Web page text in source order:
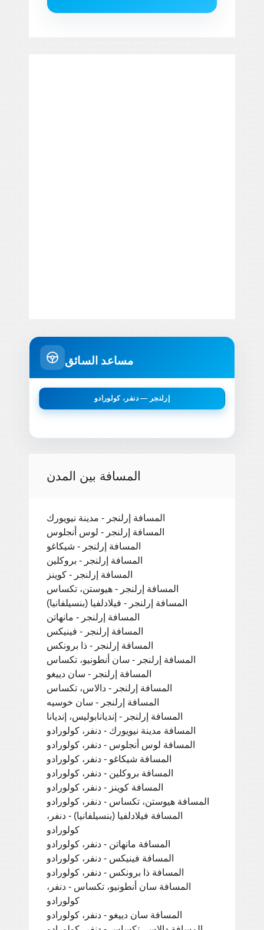
مساعد السائق
إرلنجر — دنفر، كولورادو
المسافة بين المدن
المسافة إرلنجر - مدينة نيويورك
المسافة إرلنجر - لوس أنجلوس
المسافة إرلنجر - شيكاغو
المسافة إرلنجر - بروكلين
المسافة إرلنجر - كوينز
المسافة إرلنجر - هيوستن، تكساس
المسافة إرلنجر - فيلادلفيا (بنسيلفانيا)
المسافة إرلنجر - مانهاتن
المسافة إرلنجر - فينيكس
المسافة إرلنجر - ذا برونكس
المسافة إرلنجر - سان أنطونيو، تكساس
المسافة إرلنجر - سان دييغو
المسافة إرلنجر - دالاس، تكساس
المسافة إرلنجر - سان خوسيه
المسافة إرلنجر - إنديانابوليس، إنديانا
المسافة مدينة نيويورك - دنفر، كولورادو
المسافة لوس أنجلوس - دنفر، كولورادو
المسافة شيكاغو - دنفر، كولورادو
المسافة بروكلين - دنفر، كولورادو
المسافة كوينز - دنفر، كولورادو
المسافة هيوستن، تكساس - دنفر، كولورادو
المسافة فيلادلفيا (بنسيلفانيا) - دنفر،
كولورادو
المسافة مانهاتن - دنفر، كولورادو
المسافة فينيكس - دنفر، كولورادو
المسافة ذا برونكس - دنفر، كولورادو
المسافة سان أنطونيو، تكساس - دنفر،
كولورادو
المسافة سان دييغو - دنفر، كولورادو